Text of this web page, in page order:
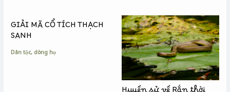
GIẢI MÃ CỔ TÍCH THẠCH
SANH
Dân tộc, dòng họ